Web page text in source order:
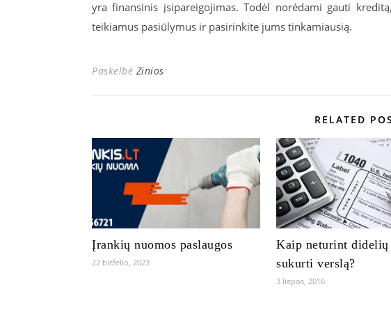
yra finansinis įsipareigojimas. Todėl norėdami gauti
teikiamus pasiūlymus ir pasirinkite jums tinkamiausią.
Paskelbė Zinios
RELATED
Įrankių nuomos paslaugos
22 birželio, 2023
Kaip neturint didelių
sukurti verslą?
3 liepos, 2016